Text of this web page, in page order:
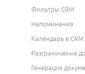
Фильтры CRM
Напоминания
Календарь в
Разграничение
Генерация